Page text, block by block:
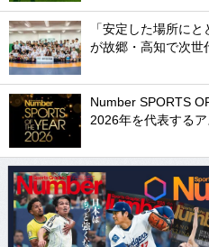
「安定した場所に
が故郷・高知で次世
Number SPORTS
2026年を代表する